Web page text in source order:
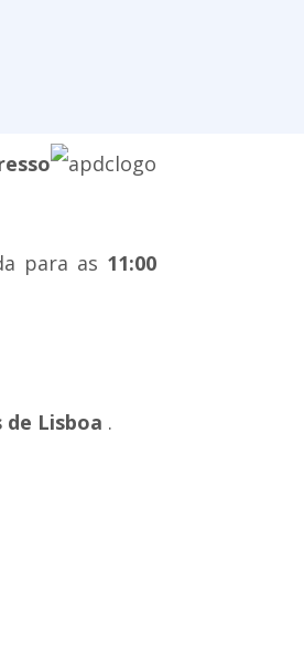
para as 11:00
de Lisboa .